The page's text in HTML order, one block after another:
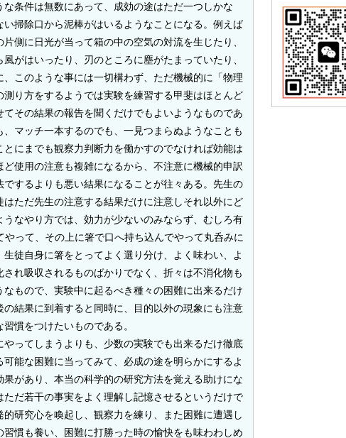
条件は無数にあって、成効の途はただ一つしかな
掃除口から泥棒がはいるようなことになる。例えば
側に日光が当って箱の中の空気の対流を生じたり、
がはいったり、刃のところに塵がたまっていたり、
、このような事には一切構わず、ただ機械的に「物理
り方をするようでは実験を練習する甲斐はほとんど
その結果の報告を聞くだけでもよいようなものであ
マッチ一本するのでも、一見つまらぬようなことも
にまでも観察力判断力を働かすのでなければ効能は
使用の注意も複雑になるから、不注意に機械的申訳
するよりも悪い結果になることが往々ある。先生の
ただ先生の注意する結果だけに注意しそれ以外にど
なやり方では、効力が少ないのみならず、むしろ有
やって、その上に箸で口へ持ち込んでやって丸呑みに
徒自身に箸をとってよく選り分け、よく味わい、よ
れ吸収されるものばかりでなく、折々は不消化物も
もので、実験中に起るべき種々の困難に出来るだけ
結果に到着すると同時に、目的以外の現象にも注意
慣をつけたいものである。
ってしまうよりも、少数の実験でも出来るだけ徹底
能な困難に当ってみて、必成の途を明らかにするよ
があり、本当の科学的の研究方法を覚える助けにな
だ若干の事実をよく理解し記憶させるというだけで
研究心を喚起し、観察力を練り、また困難に遭遇し
慣も養い、困難に打勝った時の愉快をも味わわしめ